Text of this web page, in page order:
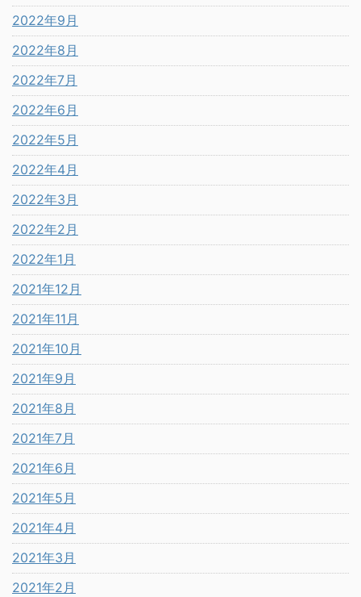
2022年9月
2022年8月
2022年7月
2022年6月
2022年5月
2022年4月
2022年3月
2022年2月
2022年1月
2021年12月
2021年11月
2021年10月
2021年9月
2021年8月
2021年7月
2021年6月
2021年5月
2021年4月
2021年3月
2021年2月